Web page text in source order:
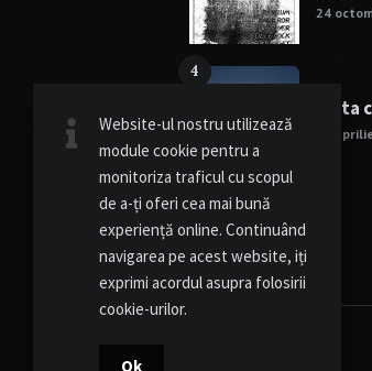
24
4
Viata
15
Website-ul nostru utilizează
module cookie pentru a
monitoriza traficul cu scopul
de a-ți oferi cea mai bună
experiență online. Continuând
navigarea pe acest website, iți
exprimi acordul asupra folosirii
cookie-urilor.
Ok